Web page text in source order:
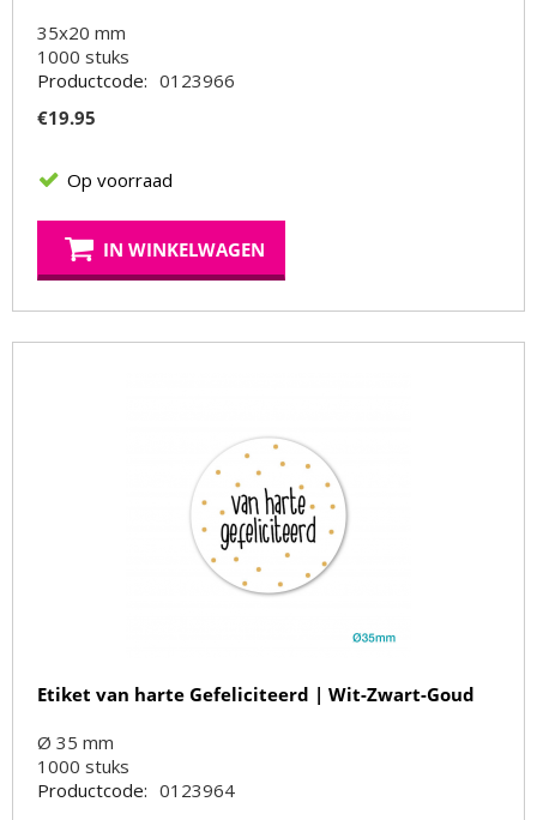
35x20 mm
1000 stuks
Productcode: 0123966
€19.95
Op voorraad
IN WINKELWAGEN
Etiket van harte Gefeliciteerd | Wit-Zwart-Goud
Ø 35 mm
1000 stuks
Productcode: 0123964